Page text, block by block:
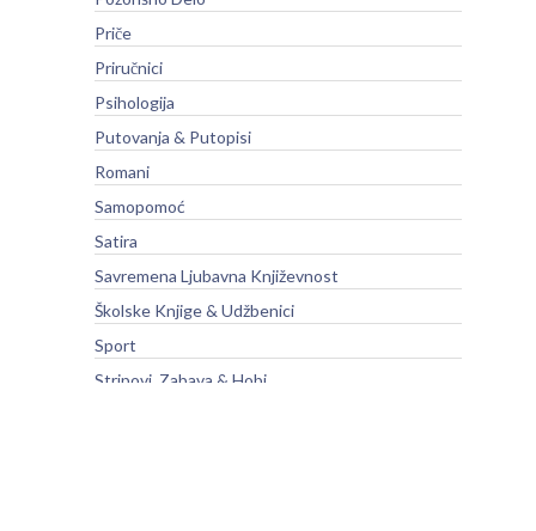
Priče
Priručnici
Psihologija
Putovanja & Putopisi
Romani
Samopomoć
Satira
Savremena Ljubavna Književnost
Školske Knjige & Udžbenici
Sport
Stripovi, Zabava & Hobi